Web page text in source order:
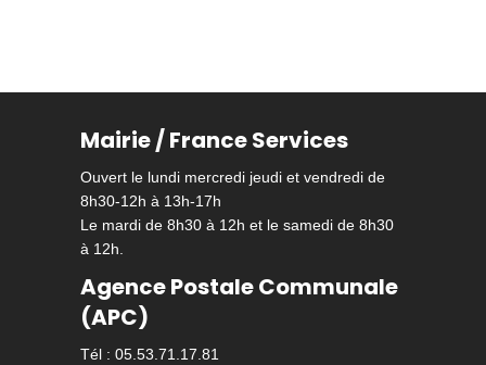
Mairie / France Services
Ouvert le lundi mercredi jeudi et vendredi de
8h30-12h à 13h-17h
Le mardi de 8h30 à 12h et le samedi de 8h30
à 12h.
Agence Postale Communale
(APC)
Tél : 05.53.71.17.81